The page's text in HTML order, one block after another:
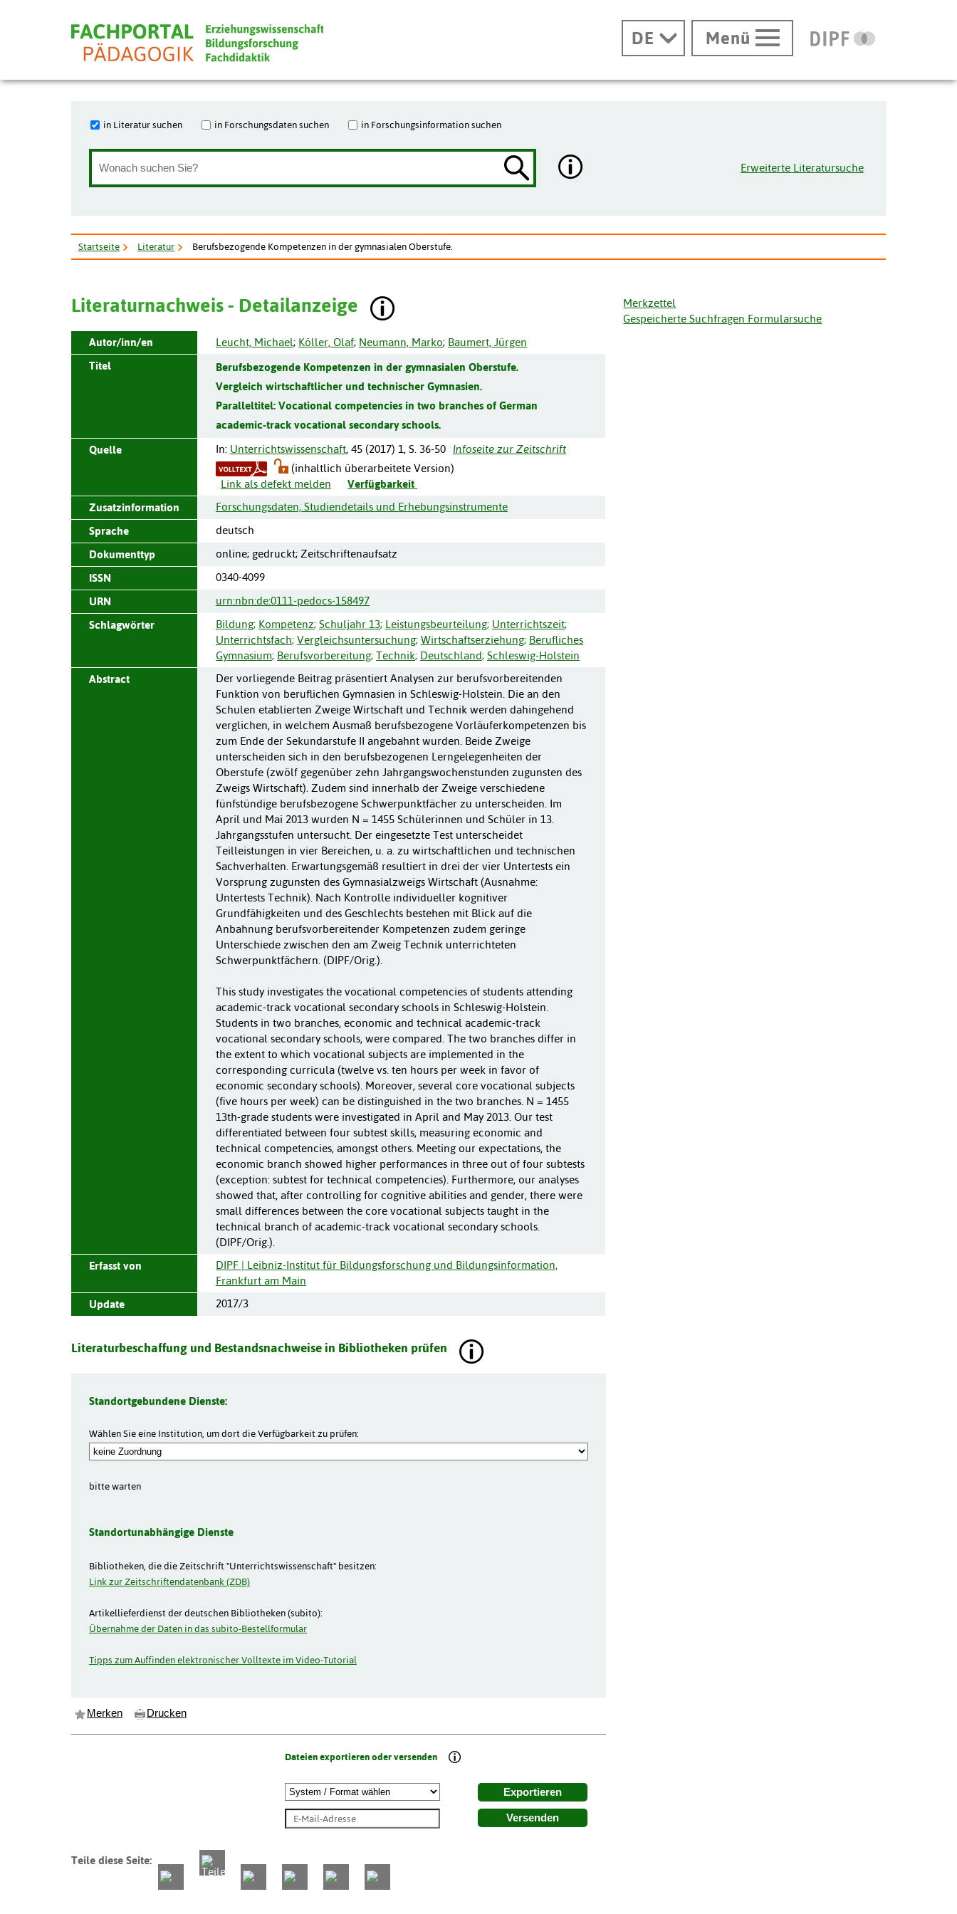
DE Menü
in Literatur suchen in Forschungsdaten suchen in Forschungsinformation suchen
Erweiterte Literatursuche
Startseite Literatur Berufsbezogende Kompetenzen in der gymnasialen Oberstufe.
Literaturnachweis - Detailanzeige
Merkzettel
Gespeicherte Suchfragen Formularsuche
Autor/inn/en
Leucht, Michael; Köller, Olaf; Neumann, Marko; Baumert, Jürgen
Titel
Berufsbezogende Kompetenzen in der gymnasialen Oberstufe.
Vergleich wirtschaftlicher und technischer Gymnasien.
Paralleltitel: Vocational competencies in two branches of German
academic-track vocational secondary schools.
Quelle In: Unterrichtswissenschaft, 45 (2017) 1 , S. 36-50
Infoseite zur Zeitschrift
(inhaltlich überarbeitete Version)
Link als defekt melden
Verfügbarkeit
Zusatzinformation
Forschungsdaten, Studiendetails und Erhebungsinstrumente
Sprache
deutsch
Dokumenttyp
online; gedruckt; Zeitschriftenaufsatz
ISSN
0340-4099
URN
urn:nbn:de:0111-pedocs-158497
Schlagwörter
Bildung; Kompetenz; Schuljahr 13; Leistungsbeurteilung; Unterrichtszeit;
Unterrichtsfach; Vergleichsuntersuchung; Wirtschaftserziehung; Berufliches
Gymnasium; Berufsvorbereitung; Technik; Deutschland; Schleswig-Holstein
Abstract
Der vorliegende Beitrag präsentiert Analysen zur berufsvorbereitenden
Funktion von beruflichen Gymnasien in Schleswig-Holstein. Die an den
Schulen etablierten Zweige Wirtschaft und Technik werden dahingehend
verglichen, in welchem Ausmaß berufsbezogene Vorläuferkompetenzen bis
zum Ende der Sekundarstufe II angebahnt wurden. Beide Zweige
unterscheiden sich in den berufsbezogenen Lerngelegenheiten der
Oberstufe (zwölf gegenüber zehn Jahrgangswochenstunden zugunsten des
Zweigs Wirtschaft). Zudem sind innerhalb der Zweige verschiedene
fünfstündige berufsbezogene Schwerpunktfächer zu unterscheiden. Im
April und Mai 2013 wurden N = 1455 Schülerinnen und Schüler in 13.
Jahrgangsstufen untersucht. Der eingesetzte Test unterscheidet
Teilleistungen in vier Bereichen, u. a. zu wirtschaftlichen und technischen
Sachverhalten. Erwartungsgemäß resultiert in drei der vier Untertests ein
Vorsprung zugunsten des Gymnasialzweigs Wirtschaft (Ausnahme:
Untertests Technik). Nach Kontrolle individueller kognitiver
Grundfähigkeiten und des Geschlechts bestehen mit Blick auf die
Anbahnung berufsvorbereitender Kompetenzen zudem geringe
Unterschiede zwischen den am Zweig Technik unterrichteten
Schwerpunktfächern. (DIPF/Orig.).
This study investigates the vocational competencies of students attending
academic-track vocational secondary schools in Schleswig-Holstein.
Students in two branches, economic and technical academic-track
vocational secondary schools, were compared. The two branches differ in
the extent to which vocational subjects are implemented in the
corresponding curricula (twelve vs. ten hours per week in favor of
economic secondary schools). Moreover, several core vocational subjects
(five hours per week) can be distinguished in the two branches. N = 1455
13th-grade students were investigated in April and May 2013. Our test
differentiated between four subtest skills, measuring economic and
technical competencies, amongst others. Meeting our expectations, the
economic branch showed higher performances in three out of four subtests
(exception: subtest for technical competencies). Furthermore, our analyses
showed that, after controlling for cognitive abilities and gender, there were
small differences between the core vocational subjects taught in the
technical branch of academic-track vocational secondary schools.
(DIPF/Orig.).
Erfasst von
DIPF | Leibniz-Institut für Bildungsforschung und Bildungsinformation,
Frankfurt am Main
Update
2017/3
Literaturbeschaffung und Bestandsnachweise in Bibliotheken prüfen
Standortgebundene Dienste:
Wählen Sie eine Institution, um dort die Verfügbarkeit zu prüfen:
bitte warten
Standortunabhängige Dienste
Bibliotheken, die die Zeitschrift "Unterrichtswissenschaft" besitzen:
Link zur Zeitschriftendatenbank (ZDB)
Artikellieferdienst der deutschen Bibliotheken (subito):
Übernahme der Daten in das subito-Bestellformular
Tipps zum Auffinden elektronischer Volltexte im Video-Tutorial
Merken Drucken
Dateien exportieren oder versenden
Exportieren
Versenden
Teile diese Seite: